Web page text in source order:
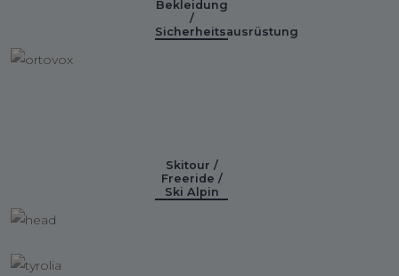
Bekleidung
/
Sicherheitsausrüstung
Skitour /
Freeride /
Ski Alpin